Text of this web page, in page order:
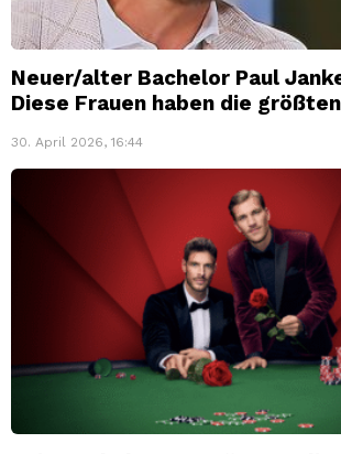
Neuer/alter Bachelor Paul
Diese Frauen haben die
30. April 2026, 16:44